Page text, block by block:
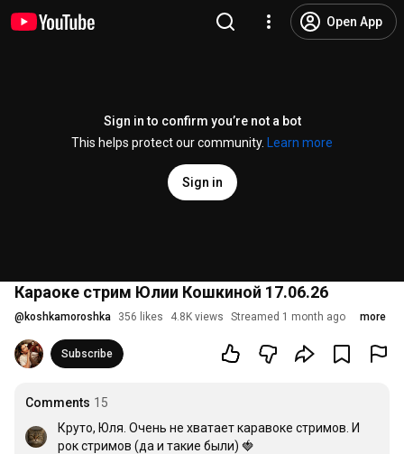
Open App
Sign in to confirm you’re not a bot
This helps protect our community.
Learn more
Sign in
Караоке стрим Юлии Кошкиной 17.06.26
@ koshkamoroshka 356 likes 4.8K views Streamed 1 month ago more
Subscribe
Comments 15
Круто, Юля. Очень не хватает каравоке стримов. И
рок стримов (да и такие были) 🍓